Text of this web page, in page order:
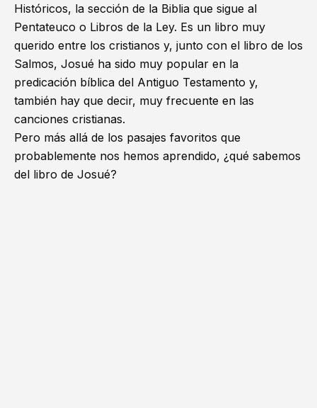
Históricos, la sección de la Biblia que sigue al
Pentateuco o Libros de la Ley. Es un libro muy
querido entre los cristianos y, junto con el libro de los
Salmos, Josué ha sido muy popular en la
predicación bíblica del Antiguo Testamento y,
también hay que decir, muy frecuente en las
canciones cristianas.
Pero más allá de los pasajes favoritos que
probablemente nos hemos aprendido, ¿qué sabemos
del libro de Josué?